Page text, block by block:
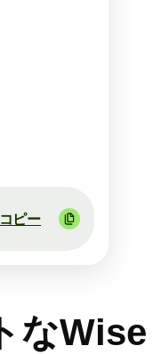
コピー
なWise